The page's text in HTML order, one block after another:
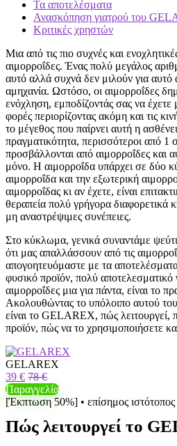
Τα αποτελέσματα
Ανασκόπηση γιατρού του
Κριτικές χρηστών
Μια από τις πιο συχνές και
αιμορροΐδες. Ένας πολύ μεγάλος
αυτό αλλά συχνά δεν μιλούν για
αμηχανία. Ωστόσο, οι αιμορροΐδες
ενόχληση, εμποδίζοντάς σας να έχετε
φορές περιορίζοντας ακόμη και τις
το μέγεθος που παίρνει αυτή η
πραγματικότητα, περισσότεροι από 1
προσβάλλονται από αιμορροΐδες και
μόνο. Η αιμορροΐδα υπάρχει σε δύο
αιμορροΐδα και την εξωτερική
αιμορροΐδας κι αν έχετε, είναι
θεραπεία πολύ γρήγορα διαφορετικά
μη αναστρέψιμες συνέπειες.
Στο κύκλωμα, γενικά συναντάμε
ότι μας απαλλάσσουν από τις
απογοητευόμαστε με τα
φυσικό προϊόν, πολύ αποτελεσματικό
αιμορροΐδες μια για πάντα, είναι το
Ακολουθώντας το υπόλοιπο αυτού
είναι το GELAREX, πώς λειτουργεί,
προϊόν, πώς να το χρησιμοποιήσετε
GELAREX
39 € 78 €
Παραγγελία
[Έκπτωση 50%] • επίσημος ιστότοπος
Πώς λειτουργεί το